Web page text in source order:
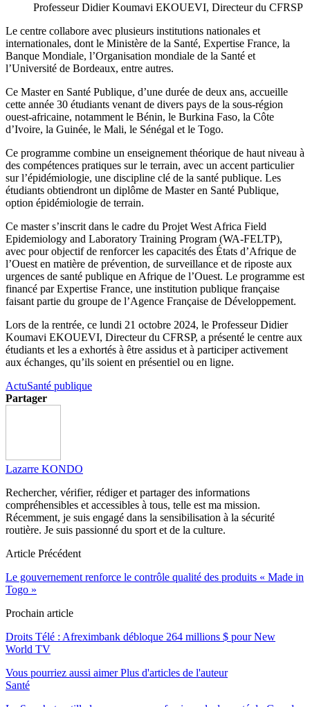
Professeur Didier Koumavi EKOUEVI, Directeur du CFRSP
Le centre collabore avec plusieurs institutions nationales et
internationales, dont le Ministère de la Santé, Expertise France, la
Banque Mondiale, l’Organisation mondiale de la Santé et
l’Université de Bordeaux, entre autres.
Ce Master en Santé Publique, d’une durée de deux ans, accueille
cette année 30 étudiants venant de divers pays de la sous-région
ouest-africaine, notamment le Bénin, le Burkina Faso, la Côte
d’Ivoire, la Guinée, le Mali, le Sénégal et le Togo.
Ce programme combine un enseignement théorique de haut niveau à
des compétences pratiques sur le terrain, avec un accent particulier
sur l’épidémiologie, une discipline clé de la santé publique. Les
étudiants obtiendront un diplôme de Master en Santé Publique,
option épidémiologie de terrain.
Ce master s’inscrit dans le cadre du Projet West Africa Field
Epidemiology and Laboratory Training Program (WA-FELTP),
avec pour objectif de renforcer les capacités des États d’Afrique de
l’Ouest en matière de prévention, de surveillance et de riposte aux
urgences de santé publique en Afrique de l’Ouest. Le programme est
financé par Expertise France, une institution publique française
faisant partie du groupe de l’Agence Française de Développement.
Lors de la rentrée, ce lundi 21 octobre 2024, le Professeur Didier
Koumavi EKOUEVI, Directeur du CFRSP, a présenté le centre aux
étudiants et les a exhortés à être assidus et à participer activement
aux échanges, qu’ils soient en présentiel ou en ligne.
ActuSanté publique
Partager
Lazarre KONDO
Rechercher, vérifier, rédiger et partager des informations
compréhensibles et accessibles à tous, telle est ma mission.
Récemment, je suis engagé dans la sensibilisation à la sécurité
routière. Je suis passionné du sport et de la culture.
Article Précédent
Le gouvernement renforce le contrôle qualité des produits « Made in
Togo »
Prochain article
Droits Télé : Afreximbank débloque 264 millions $ pour New
World TV
Vous pourriez aussi aimer Plus d'articles de l'auteur
Santé